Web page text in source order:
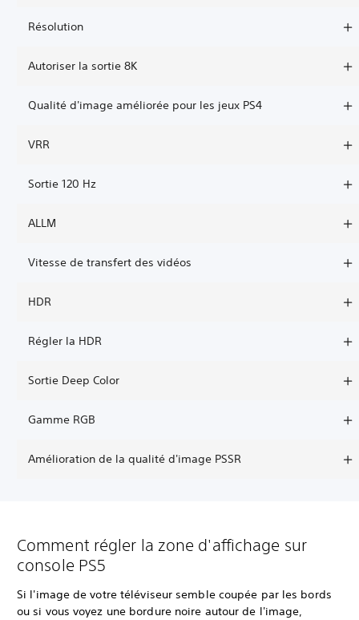
Résolution
Autoriser la sortie 8K
Qualité d'image améliorée pour les jeux PS4
VRR
Sortie 120 Hz
ALLM
Vitesse de transfert des vidéos
HDR
Régler la HDR
Sortie Deep Color
Gamme RGB
Amélioration de la qualité d'image PSSR
Comment régler la zone d'affichage sur
console PS5
Si l'image de votre téléviseur semble coupée par les bords
ou si vous voyez une bordure noire autour de l'image,